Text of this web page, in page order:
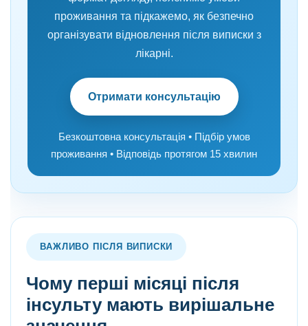
проживання та підкажемо, як безпечно
організувати відновлення після виписки з
лікарні.
Отримати консультацію
Безкоштовна консультація • Підбір умов
проживання • Відповідь протягом 15 хвилин
ВАЖЛИВО ПІСЛЯ ВИПИСКИ
Чому перші місяці після
інсульту мають вирішальне